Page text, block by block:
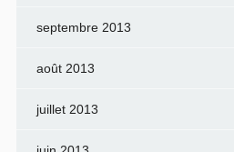
septembre 2013
août 2013
juillet 2013